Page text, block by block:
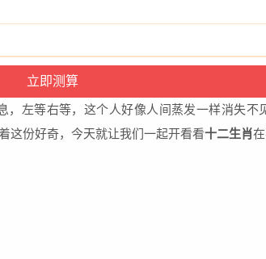
左等右等，这个人好像人间蒸发一样消失不
这份好奇，今天就让我们一起开看看十二生肖